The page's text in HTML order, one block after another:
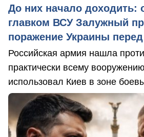
До них начало доходить:
главком ВСУ Залужный
поражение Украины
Российская армия нашла
практически всему
использовал Киев в зоне